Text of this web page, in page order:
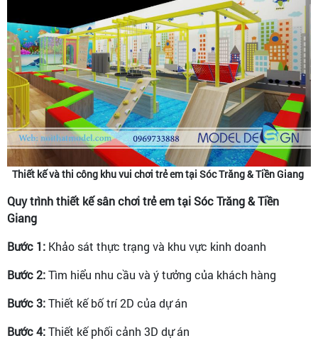
Thiết kế và thi công khu vui chơi trẻ em tại Sóc Trăng & Tiền Giang
Quy trình thiết kế sân chơi trẻ em tại Sóc Trăng & Tiền
Giang
Bước 1: Khảo sát thực trạng và khu vực kinh doanh
Bước 2:Tìm hiểu nhu cầu và ý tưởng của khách hàng
Bước 3:Thiết kế bố trí 2D của dự án
Bước 4:Thiết kế phối cảnh 3D dự án